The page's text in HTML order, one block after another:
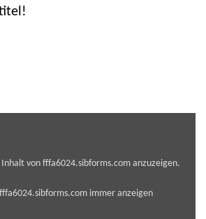
von fffa6024.sibforms.com anzuzeigen.
immer anzeigen